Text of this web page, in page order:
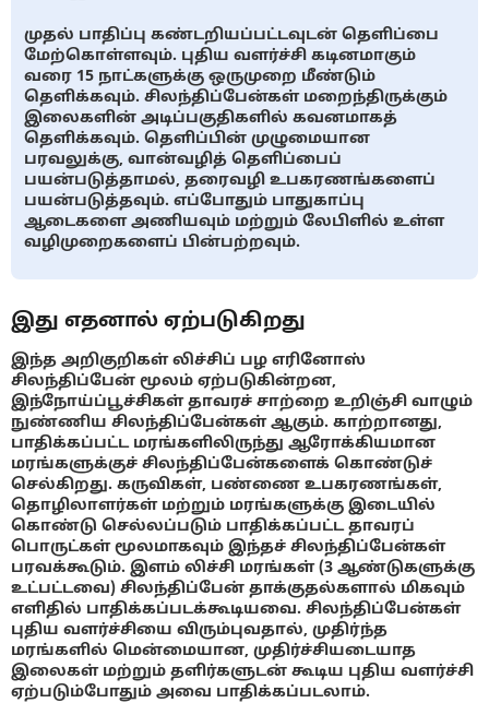
முதல் பாதிப்பு கண்டறியப்பட்டவுடன் தெளிப்பை
மேற்கொள்ளவும். புதிய வளர்ச்சி கடினமாகும்
வரை 15 நாட்களுக்கு ஒருமுறை மீண்டும்
தெளிக்கவும். சிலந்திப்பேன்கள் மறைந்திருக்கும்
இலைகளின் அடிப்பகுதிகளில் கவனமாகத்
தெளிக்கவும். தெளிப்பின் முழுமையான
பரவலுக்கு, வான்வழித் தெளிப்பைப்
பயன்படுத்தாமல், தரைவழி உபகரணங்களைப்
பயன்படுத்தவும். எப்போதும் பாதுகாப்பு
ஆடைகளை அணியவும் மற்றும் லேபிளில் உள்ள
வழிமுறைகளைப் பின்பற்றவும்.
இது எதனால் ஏற்படுகிறது
இந்த அறிகுறிகள் லிச்சிப் பழ எரினோஸ்
சிலந்திப்பேன் மூலம் ஏற்படுகின்றன,
இந்நோய்ப்பூச்சிகள் தாவரச் சாற்றை உறிஞ்சி வாழும்
நுண்ணிய சிலந்திப்பேன்கள் ஆகும். காற்றானது,
பாதிக்கப்பட்ட மரங்களிலிருந்து ஆரோக்கியமான
மரங்களுக்குச் சிலந்திப்பேன்களைக் கொண்டுச்
செல்கிறது. கருவிகள், பண்ணை உபகரணங்கள்,
தொழிலாளர்கள் மற்றும் மரங்களுக்கு இடையில்
கொண்டு செல்லப்படும் பாதிக்கப்பட்ட தாவரப்
பொருட்கள் மூலமாகவும் இந்தச் சிலந்திப்பேன்கள்
பரவக்கூடும். இளம் லிச்சி மரங்கள் (3 ஆண்டுகளுக்கு
உட்பட்டவை) சிலந்திப்பேன் தாக்குதல்களால் மிகவும்
எளிதில் பாதிக்கப்படக்கூடியவை. சிலந்திப்பேன்கள்
புதிய வளர்ச்சியை விரும்புவதால், முதிர்ந்த
மரங்களில் மென்மையான, முதிர்ச்சியடையாத
இலைகள் மற்றும் தளிர்களுடன் கூடிய புதிய வளர்ச்சி
ஏற்படும்போதும் அவை பாதிக்கப்படலாம்.